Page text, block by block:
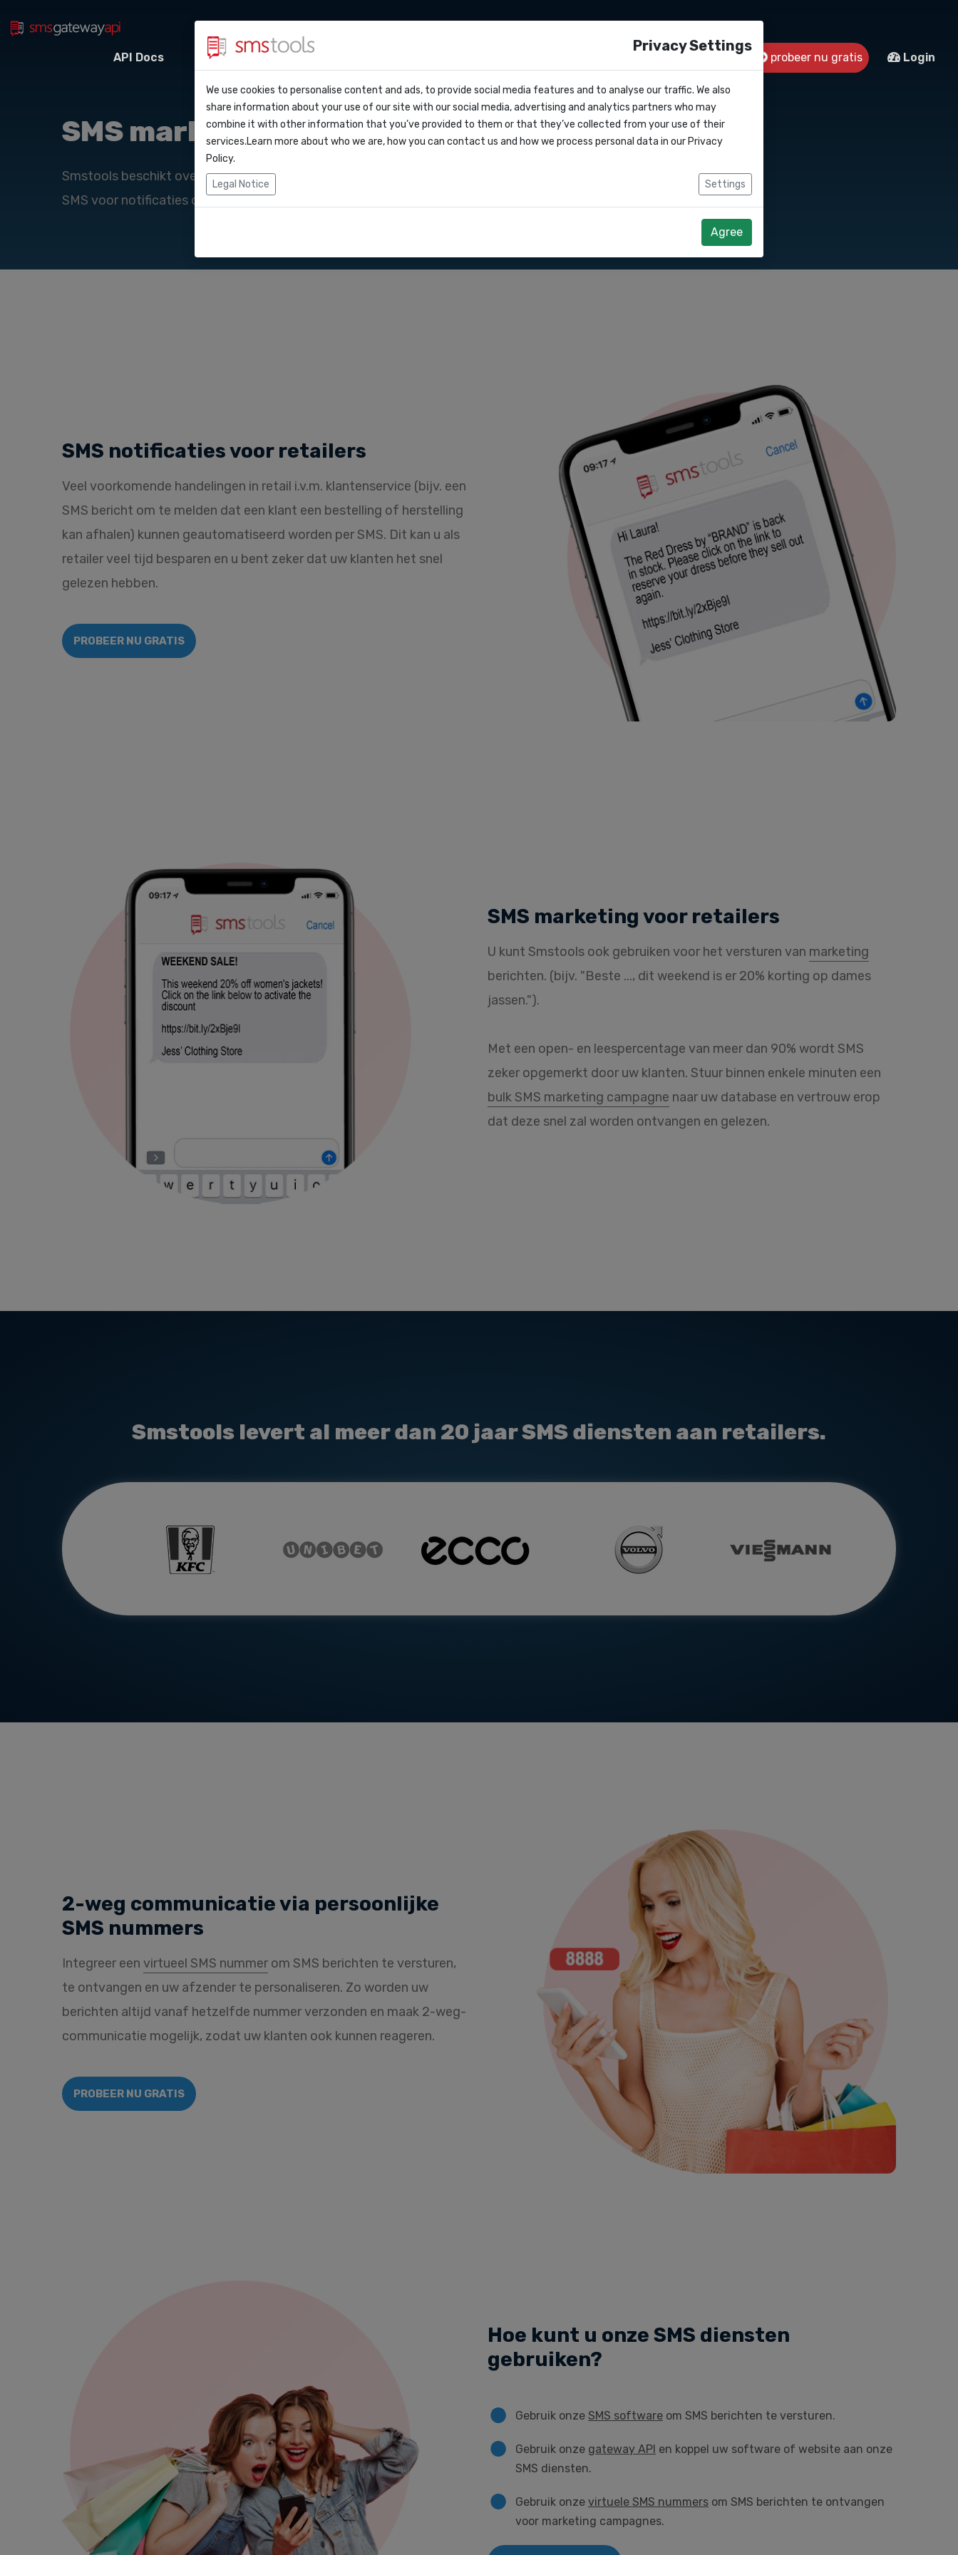
API Docs Webhooks Integraties Contact probeer nu gratis Login
API Docs
Zapier
Blog
Service level agreement
(sla)
Een offerte aanvragen
SMS marketing expert voor retailers
Smstools beschikt over een zeer gebruiksvriendelijke software voor retailers om te communiceren met klanten via
SMS voor notificaties of marketing doeleinden.
SMS notificaties voor retailers
Veel voorkomende handelingen in retail i.v.m. klantenservice (bijv. een
SMS bericht om te melden dat een klant een bestelling of herstelling
kan afhalen) kunnen geautomatiseerd worden per SMS. Dit kan u als
retailer veel tijd besparen en u bent zeker dat uw klanten het snel
gelezen hebben.
PROBEER NU GRATIS
SMS marketing voor retailers
U kunt Smstools ook gebruiken voor het versturen van marketing
berichten. (bijv. "Beste ..., dit weekend is er 20% korting op dames
jassen.").
Met een open- en leespercentage van meer dan 90% wordt SMS
zeker opgemerkt door uw klanten. Stuur binnen enkele minuten een
bulk SMS marketing campagne naar uw database en vertrouw erop
dat deze snel zal worden ontvangen en gelezen.
Smstools levert al meer dan 20 jaar SMS diensten aan retailers.
2-weg communicatie via persoonlijke
SMS nummers
Integreer een virtueel SMS nummer om SMS berichten te versturen,
te ontvangen en uw afzender te personaliseren. Zo worden uw
berichten altijd vanaf hetzelfde nummer verzonden en maak 2-weg-
communicatie mogelijk, zodat uw klanten ook kunnen reageren.
PROBEER NU GRATIS
Hoe kunt u onze SMS diensten
gebruiken?
Gebruik onze SMS software om SMS berichten te versturen.
Gebruik onze gateway API en koppel uw software of website aan onze
SMS diensten.
Gebruik onze virtuele SMS nummers om SMS berichten te ontvangen
voor marketing campagnes.
Privacy Settings
We use cookies to personalise content and ads, to provide social media features and to analyse our traffic. We also
share information about your use of our site with our social media, advertising and analytics partners who may
combine it with other information that you’ve provided to them or that they’ve collected from your use of their
services.Learn more about who we are, how you can contact us and how we process personal data in our Privacy
Policy.
Legal Notice Settings
Agree